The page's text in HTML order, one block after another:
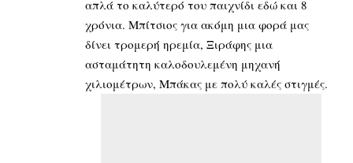
απλά το καλύτερό του παιχνίδι εδώ και 8
χρόνια. Μπίτσιος για ακόμη μια φορά μας
δίνει τρομερή ηρεμία, Ξιράφης μια
ασταμάτητη καλοδουλεμένη μηχανή
χιλιομέτρων, Μπάκας με πολύ καλές στιγμές.